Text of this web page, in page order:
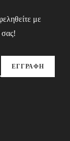
με
ΕΓΓΡΑΦΗ